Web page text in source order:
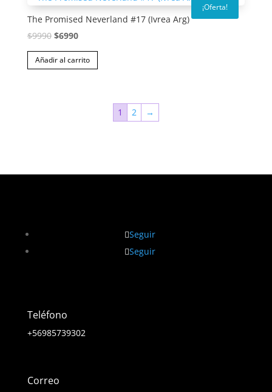
¡Oferta!
The Promised Neverland #17 (Ivrea Arg)
$9990 El
precio
original
$6990El
precio
actual
Añadir al carrito
1 2 →
Seguir
Seguir
Teléfono
+56985739302
Correo